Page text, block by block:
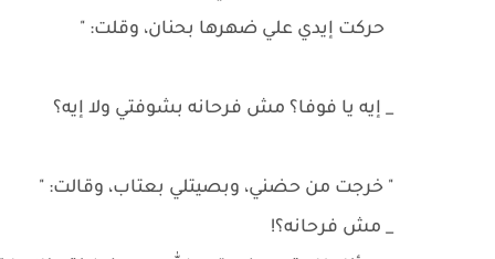
حركت إيدي علي ضهرها بحنان، وقلت: "
_ إيه يا فوفا؟ مش فرحانه بشوفتي ولا إيه؟
" خرجت من حضني، وبصيتلي بعتاب، وقالت: "
_ مش فرحانه؟!